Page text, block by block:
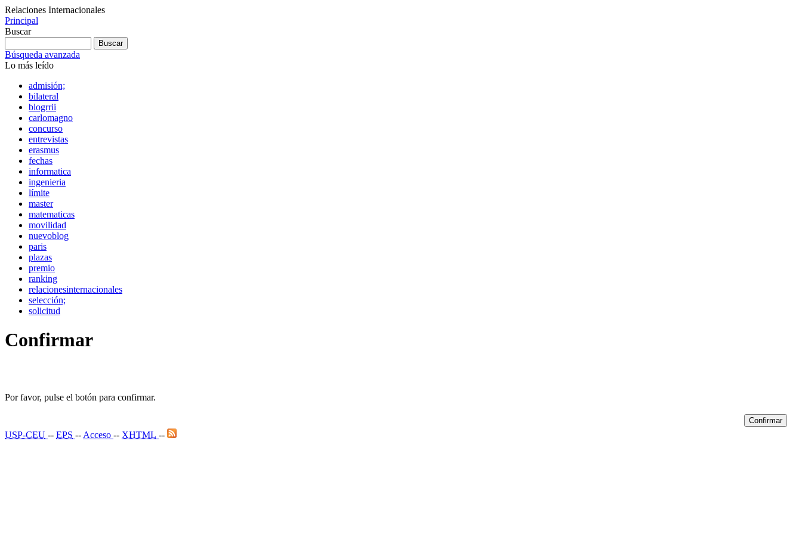
Relaciones Internacionales
Principal
Buscar
Búsqueda avanzada
Lo más leído
admisión;
bilateral
blogrrii
carlomagno
concurso
entrevistas
erasmus
fechas
informatica
ingenieria
límite
master
matematicas
movilidad
nuevoblog
paris
plazas
premio
ranking
relacionesinternacionales
selección;
solicitud
Confirmar
Por favor, pulse el botón para confirmar.
USP-CEU -- EPS -- Acceso -- XHTML --